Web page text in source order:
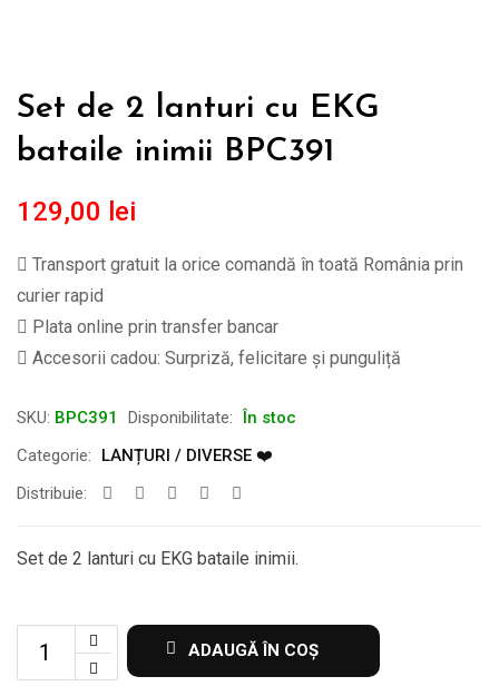
Set de 2 lanturi cu EKG
bataile inimii BPC391
129,00 lei
Transport gratuit la orice comandă în toată România prin
curier rapid
Plata online prin transfer bancar
Accesorii cadou: Surpriză, felicitare și punguliță
SKU: BPC391 Disponibilitate: În stoc
Categorie:
LANȚURI / DIVERSE ❤️
Distribuie:
Set de 2 lanturi cu EKG bataile inimii.
Set
ADAUGĂ ÎN COȘ